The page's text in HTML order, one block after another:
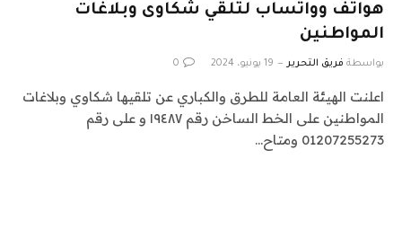
هواتف وواتساب لتلقي شكاوى وبلاغات
المواطنين
بواسطة فريق التحرير 19 يونيو، 2024 0
اعلنت الهيئة العامة للطرق والكباري عن تلقيها شكاوي وبلاغات
المواطنين على الخط الساخن رقم ١٩٤٨٧ و على رقم
01207255273 ومتاح…